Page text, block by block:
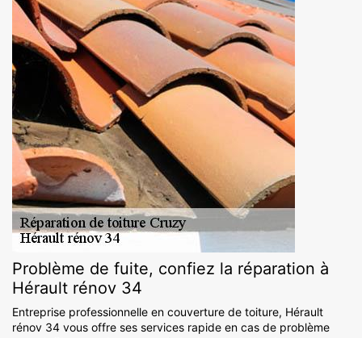
Problème de fuite, confiez la réparation à
Hérault rénov 34
Entreprise professionnelle en couverture de toiture, Hérault
rénov 34 vous offre ses services rapide en cas de problème